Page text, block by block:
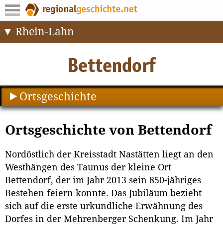
Rhein-Lahn
Ortsgeschichte
Ortsgeschichte von Bettendorf
Nordöstlich der Kreisstadt Nastätten liegt an den
Westhängen des Taunus der kleine Ort
Bettendorf, der im Jahr 2013 sein 850-jähriges
Bestehen feiern konnte. Das Jubiläum bezieht
sich auf die erste urkundliche Erwähnung des
Dorfes in der Mehrenberger Schenkung. Im Jahr